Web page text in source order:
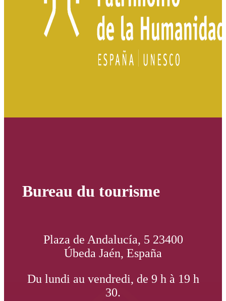
Bureau du tourisme
Plaza de Andalucía, 5 23400
Úbeda Jaén, España
Du lundi au vendredi, de 9 h à 19 h
30.